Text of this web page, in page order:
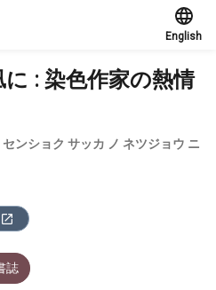
English
: 染色作家の熱情
ンショク サッカ ノ ネツジョウ ニ
誌